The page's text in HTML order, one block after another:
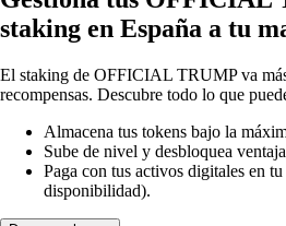
staking en España a tu
El staking de OFFICIAL TRUMP va
recompensas. Descubre todo lo que
Almacena tus tokens bajo la
Sube de nivel y desbloquea
Paga con tus activos digitales en
disponibilidad).